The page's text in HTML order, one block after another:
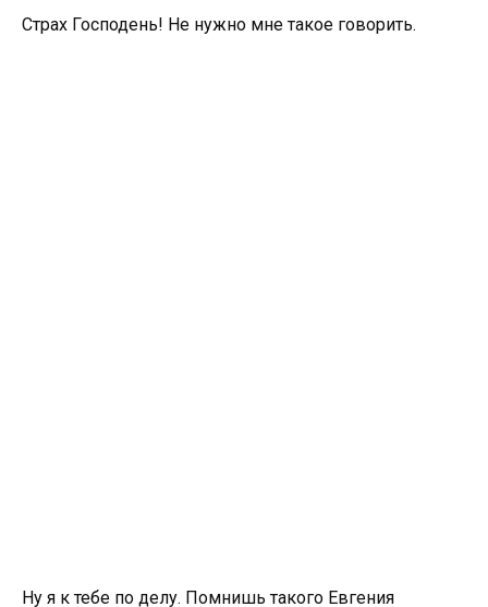
Страх Господень! Не нужно мне такое говорить.
Ну я к тебе по делу. Помнишь такого Евгения